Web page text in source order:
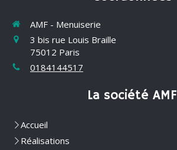
AMF - Menuiserie
3 bis rue Louis Braille
75012 Paris
0184144517
La société AMF
Accueil
Réalisations